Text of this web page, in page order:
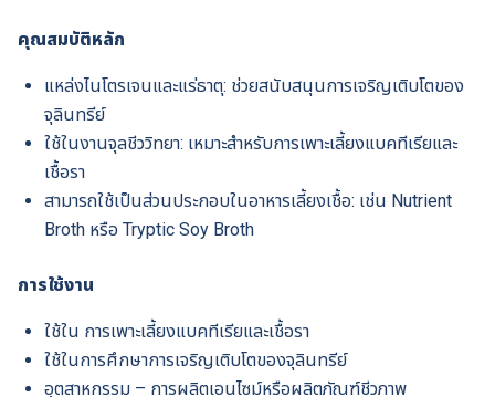
คุณสมบัติหลัก
แหล่งไนโตรเจนและแร่ธาตุ: ช่วยสนับสนุนการเจริญเติบโตของ
จุลินทรีย์
ใช้ในงานจุลชีววิทยา: เหมาะสำหรับการเพาะเลี้ยงแบคทีเรียและ
เชื้อรา
สามารถใช้เป็นส่วนประกอบในอาหารเลี้ยงเชื้อ: เช่น Nutrient
Broth หรือ Tryptic Soy Broth
การใช้งาน
ใช้ใน การเพาะเลี้ยงแบคทีเรียและเชื้อรา
ใช้ในการศึกษาการเจริญเติบโตของจุลินทรีย์
อุตสาหกรรม – การผลิตเอนไซม์หรือผลิตภัณฑ์ชีวภาพ